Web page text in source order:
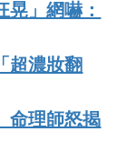
晃」網嚇：
超濃妝翻
命理師怒揭